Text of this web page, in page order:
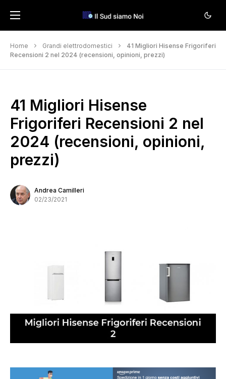
Home Grandi elettrodomestici
41 Migliori Hisense Frigoriferi
Recensioni 2 nel 2024 (recensioni, opinioni, prezzi)
41 Migliori Hisense
Frigoriferi Recensioni 2 nel
2024 (recensioni, opinioni,
prezzi)
Andrea Camilleri
02/23/2021